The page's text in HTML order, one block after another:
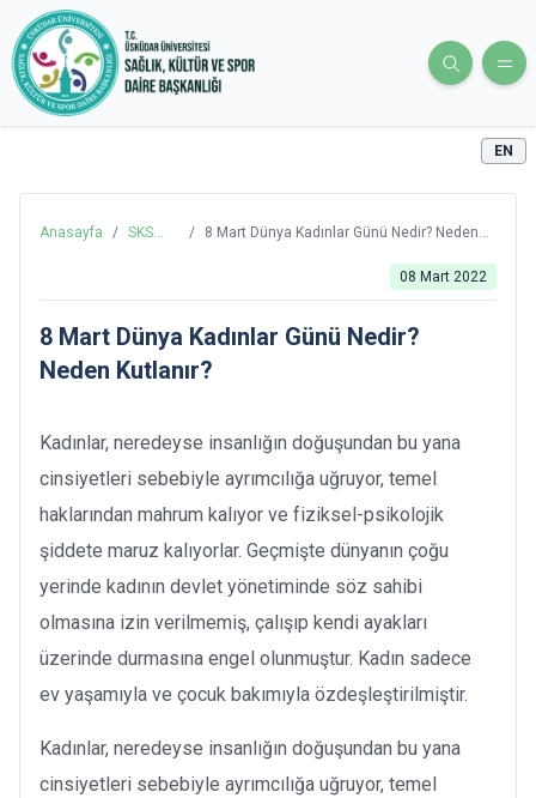
EN
Anasayfa / SKS
/
8 Mart Dünya Kadınlar Günü Nedir? Neden
08 Mart 2022
8 Mart Dünya Kadınlar Günü Nedir?
Neden Kutlanır?
Kadınlar, neredeyse insanlığın doğuşundan bu yana
cinsiyetleri sebebiyle ayrımcılığa uğruyor, temel
haklarından mahrum kalıyor ve fiziksel-psikolojik
şiddete maruz kalıyorlar. Geçmişte dünyanın çoğu
yerinde kadının devlet yönetiminde söz sahibi
olmasına izin verilmemiş, çalışıp kendi ayakları
üzerinde durmasına engel olunmuştur. Kadın sadece
ev yaşamıyla ve çocuk bakımıyla özdeşleştirilmiştir.
Kadınlar, neredeyse insanlığın doğuşundan bu yana
cinsiyetleri sebebiyle ayrımcılığa uğruyor, temel